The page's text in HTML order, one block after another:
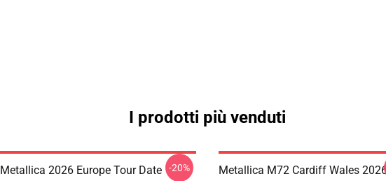
I prodotti più venduti
Metallica 2026 Europe Tour Date
-20%
Metallica M72 Cardiff Wales 2026